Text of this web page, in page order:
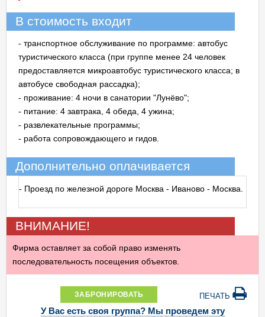
В стоимость входит
- транспортное обслуживание по программе: автобус
туристического класса (при группе менее 24 человек
предоставляется микроавтобус туристического класса; в
автобусе свободная рассадка);
- проживание: 4 ночи в санатории "Лунёво";
- питание: 4 завтрака, 4 обеда, 4 ужина;
- развлекательные программы;
- работа сопровождающего и гидов.
Дополнительно оплачивается
- Проезд по железной дороге Москва - Иваново - Москва.
ВНИМАНИЕ!
Фирма оставляет за собой право изменять
последовательность посещения объектов.
ЗАБРОНИРОВАТЬ ПЕЧАТЬ
У Вас есть своя группа? Мы проведем эту